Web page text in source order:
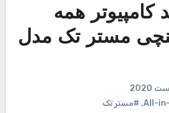
کامپیوتر همه
24 اینچی مستر تک مدل
, #مستر تک